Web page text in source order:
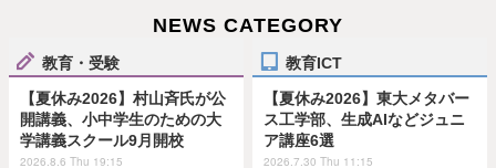
NEWS CATEGORY
教育・受験
【夏休み2026】村山斉氏が公
開講義、小中学生のための大
学講義スクール9月開校
2026.8.6 Thu 19:15
教育ICT
【夏休み2026】東大メタバー
ス工学部、生成AIなどジュニ
ア講座6選
2026.7.30 Thu 11:15